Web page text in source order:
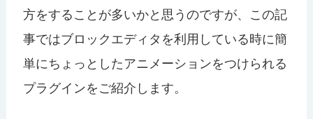
方をすることが多いかと思うのですが、この記
事ではブロックエディタを利用している時に簡
単にちょっとしたアニメーションをつけられる
プラグインをご紹介します。